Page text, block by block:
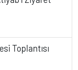
Toplantısı